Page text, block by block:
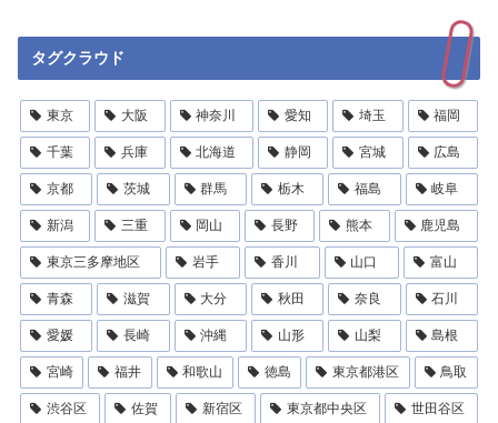
タグクラウド
東京 大阪 神奈川 愛知 埼玉 福岡
千葉 兵庫 北海道 静岡 宮城 広島
京都 茨城 群馬 栃木 福島 岐阜
新潟 三重 岡山 長野 熊本 鹿児島
東京三多摩地区 岩手 香川 山口 富山
青森 滋賀 大分 秋田 奈良 石川
愛媛 長崎 沖縄 山形 山梨 島根
宮崎 福井 和歌山 徳島 東京都港区 鳥取
渋谷区 佐賀 新宿区 東京都中央区 世田谷区